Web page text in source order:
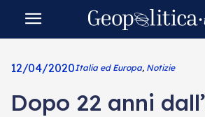
12/04/2020Italia ed Europa, Notizie
Dopo 22 anni